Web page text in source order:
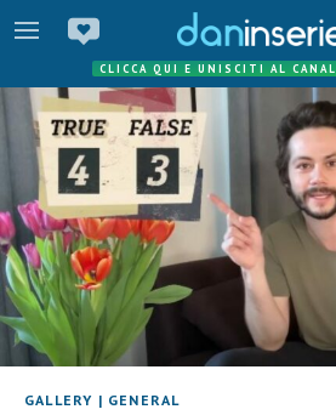
CLICCA QUI E UNISCITI AL
GALLERY | GENERAL